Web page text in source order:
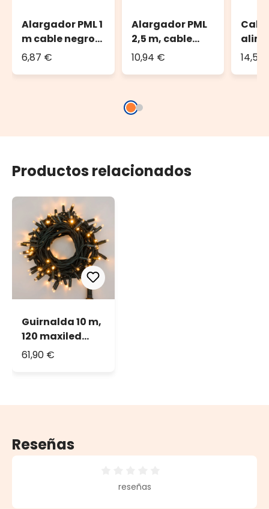
Alargador PML 1
m cable negro,
IP67
6,87 €
Alargador PML
2,5 m, cable
negro, IP67
10,94 €
PML,
Productos relacionados
Guirnalda 10 m,
120 maxiled
blanco cálido,
61,90 €
Reseñas
Calificación promedio de 0 de 5 estrellas
reseñas